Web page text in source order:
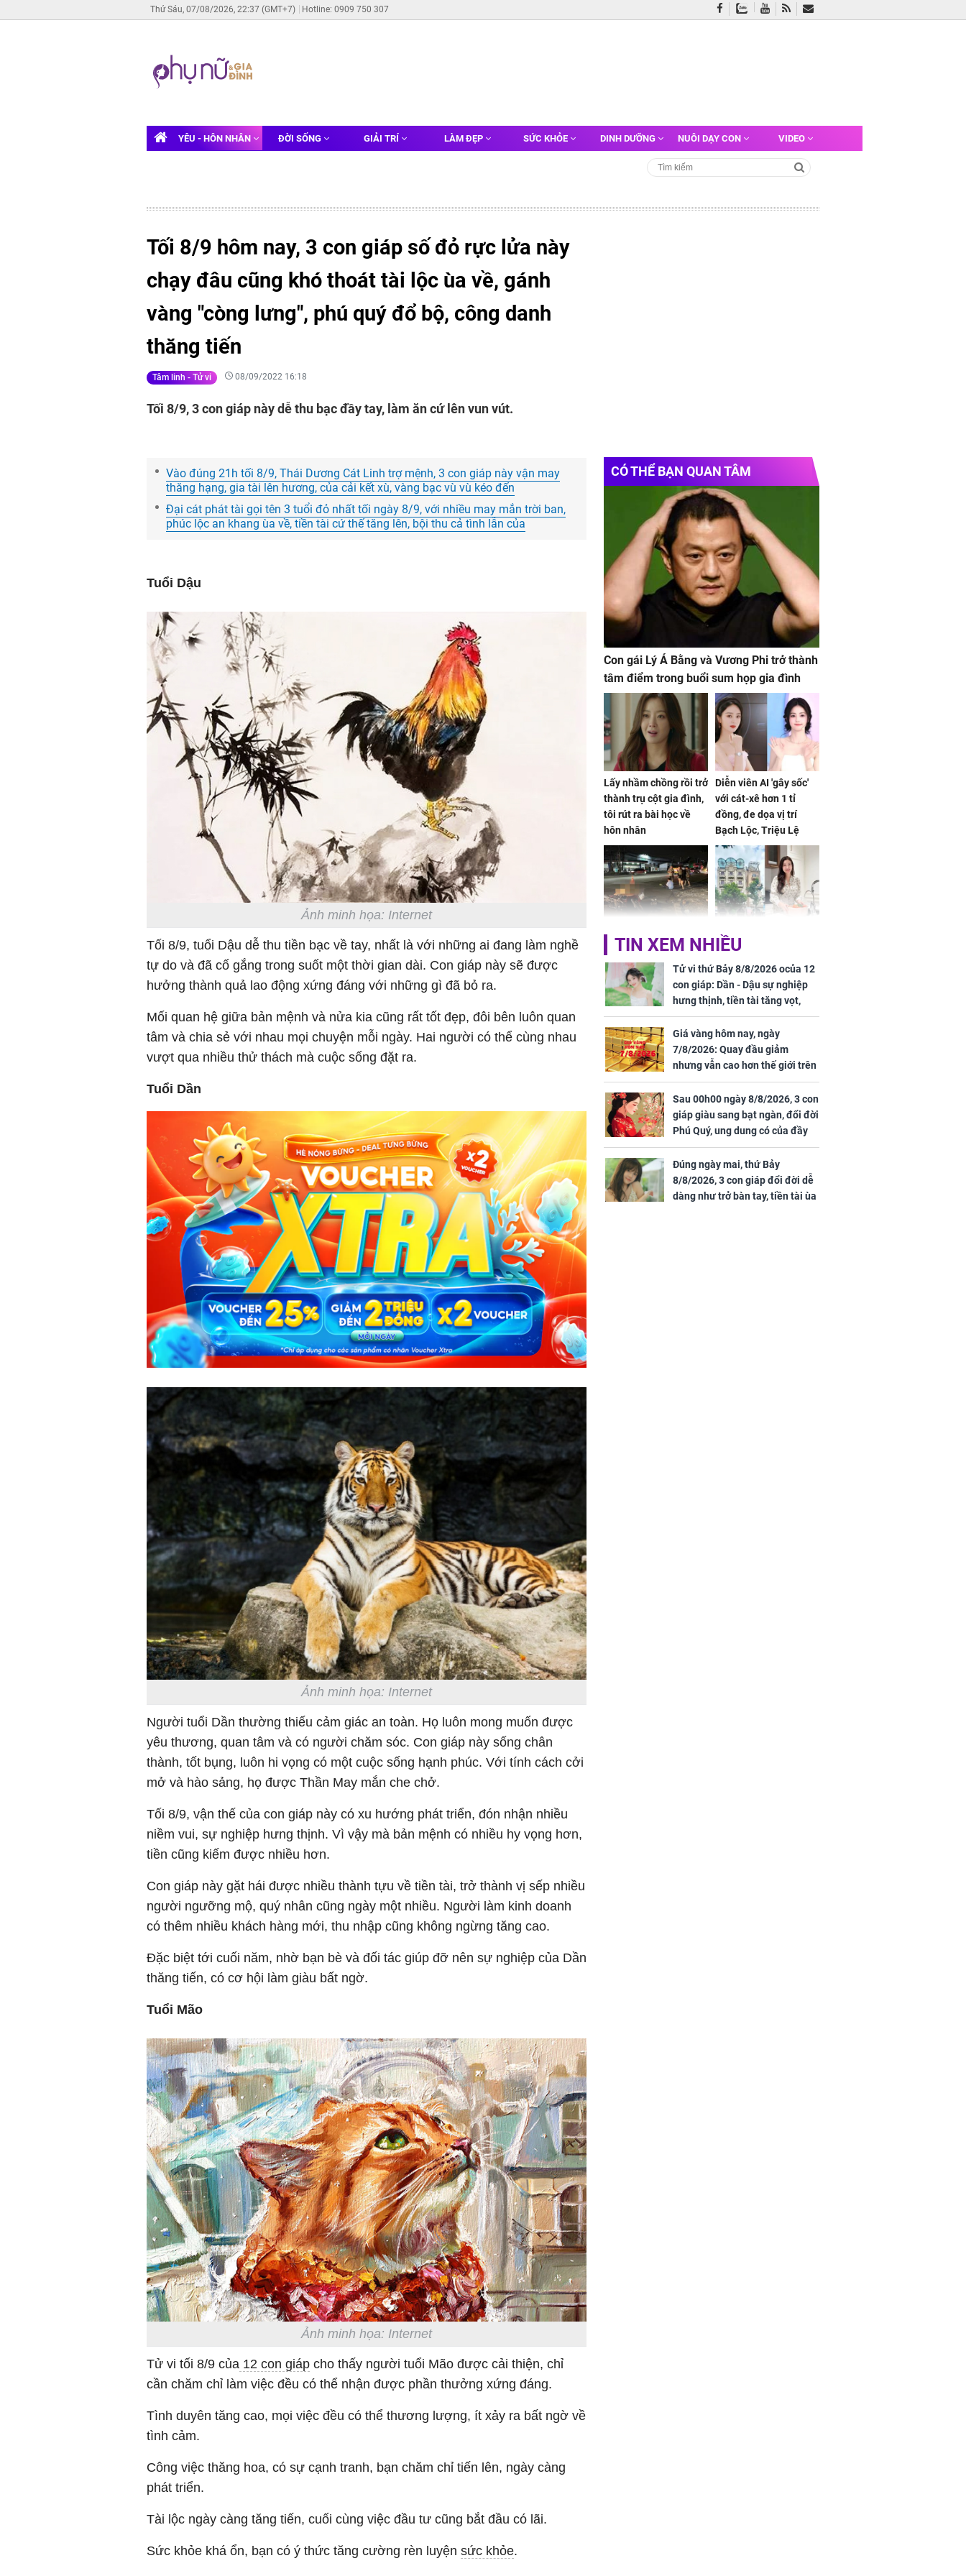
Thứ Sáu, 07/08/2026, 22:37 (GMT+7) Hotline: 0909 750 307
YÊU - HÔN NHÂN ĐỜI SỐNG GIẢI TRÍ LÀM ĐẸP SỨC KHỎE DINH DƯỠNG NUÔI DẠY CON VIDEO
Tối 8/9 hôm nay, 3 con giáp số đỏ rực lửa này
chạy đâu cũng khó thoát tài lộc ùa về, gánh
vàng "còng lưng", phú quý đổ bộ, công danh
thăng tiến
Tâm linh - Tử vi 08/09/2022 16:18
Tối 8/9, 3 con giáp này dễ thu bạc đầy tay, làm ăn cứ lên vun vút.
Vào đúng 21h tối 8/9, Thái Dương Cát Linh trợ mệnh, 3 con giáp này vận may
thăng hạng, gia tài lên hương, của cải kết xù, vàng bạc vù vù kéo đến
Đại cát phát tài gọi tên 3 tuổi đỏ nhất tối ngày 8/9, với nhiều may mắn trời ban,
phúc lộc an khang ùa về, tiền tài cứ thế tăng lên, bội thu cả tình lẫn của
Tuổi Dậu
Ảnh minh họa: Internet
Tối 8/9, tuổi Dậu dễ thu tiền bạc về tay, nhất là với những ai đang làm nghề
tự do và đã cố gắng trong suốt một thời gian dài. Con giáp này sẽ được
hưởng thành quả lao động xứng đáng với những gì đã bỏ ra.
Mối quan hệ giữa bản mệnh và nửa kia cũng rất tốt đẹp, đôi bên luôn quan
tâm và chia sẻ với nhau mọi chuyện mỗi ngày. Hai người có thể cùng nhau
vượt qua nhiều thử thách mà cuộc sống đặt ra.
Tuổi Dần
Ảnh minh họa: Internet
Người tuổi Dần thường thiếu cảm giác an toàn. Họ luôn mong muốn được
yêu thương, quan tâm và có người chăm sóc. Con giáp này sống chân
thành, tốt bụng, luôn hi vọng có một cuộc sống hạnh phúc. Với tính cách cởi
mở và hào sảng, họ được Thần May mắn che chở.
Tối 8/9, vận thế của con giáp này có xu hướng phát triển, đón nhận nhiều
niềm vui, sự nghiệp hưng thịnh. Vì vậy mà bản mệnh có nhiều hy vọng hơn,
tiền cũng kiếm được nhiều hơn.
Con giáp này gặt hái được nhiều thành tựu về tiền tài, trở thành vị sếp nhiều
người ngưỡng mộ, quý nhân cũng ngày một nhiều. Người làm kinh doanh
có thêm nhiều khách hàng mới, thu nhập cũng không ngừng tăng cao.
Đặc biệt tới cuối năm, nhờ bạn bè và đối tác giúp đỡ nên sự nghiệp của Dần
thăng tiến, có cơ hội làm giàu bất ngờ.
Tuổi Mão
Ảnh minh họa: Internet
Tử vi tối 8/9 của 12 con giáp cho thấy người tuổi Mão được cải thiện, chỉ
cần chăm chỉ làm việc đều có thể nhận được phần thưởng xứng đáng.
Tình duyên tăng cao, mọi việc đều có thể thương lượng, ít xảy ra bất ngờ về
tình cảm.
Công việc thăng hoa, có sự cạnh tranh, bạn chăm chỉ tiến lên, ngày càng
phát triển.
Tài lộc ngày càng tăng tiến, cuối cùng việc đầu tư cũng bắt đầu có lãi.
Sức khỏe khá ổn, bạn có ý thức tăng cường rèn luyện sức khỏe.
CÓ THỂ BẠN QUAN TÂM
Con gái Lý Á Bằng và Vương Phi trở thành
tâm điểm trong buổi sum họp gia đình
Lấy nhầm chồng rồi trở
thành trụ cột gia đình,
tôi rút ra bài học về
hôn nhân
Diễn viên AI 'gây sốc'
với cát-xê hơn 1 tỉ
đồng, đe dọa vị trí
Bạch Lộc, Triệu Lệ
Dĩnh
TP.HCM: Nữ công nhân
tử vong trên đường đi
làm về trong khu công
nghiệp Sóng Thần
Đỗ Mỹ Linh hé lộ góc
bếp chill của nhà mới -
cạnh biệt thự bầu Hiển
Sau 00h00 ngày
8/8/2026, 3 con giáp
giàu sang bạt ngàn,
đổi đời Phú Quý, ung
dung có của đầy nhà,
ngày càng hưng thịnh
sung túc
TIN XEM NHIỀU
Tử vi thứ Bảy 8/8/2026 ocủa 12
con giáp: Dần - Dậu sự nghiệp
hưng thịnh, tiền tài tăng vọt,
Mão - Thân công việc bất trắc,
tiền mất tật mang
Giá vàng hôm nay, ngày
7/8/2026: Quay đầu giảm
nhưng vẫn cao hơn thế giới trên
7 triệu đồng
Sau 00h00 ngày 8/8/2026, 3 con
giáp giàu sang bạt ngàn, đổi đời
Phú Quý, ung dung có của đầy
nhà, ngày càng hưng thịnh sung
túc
Đúng ngày mai, thứ Bảy
8/8/2026, 3 con giáp đổi đời dễ
dàng như trở bàn tay, tiền tài ùa